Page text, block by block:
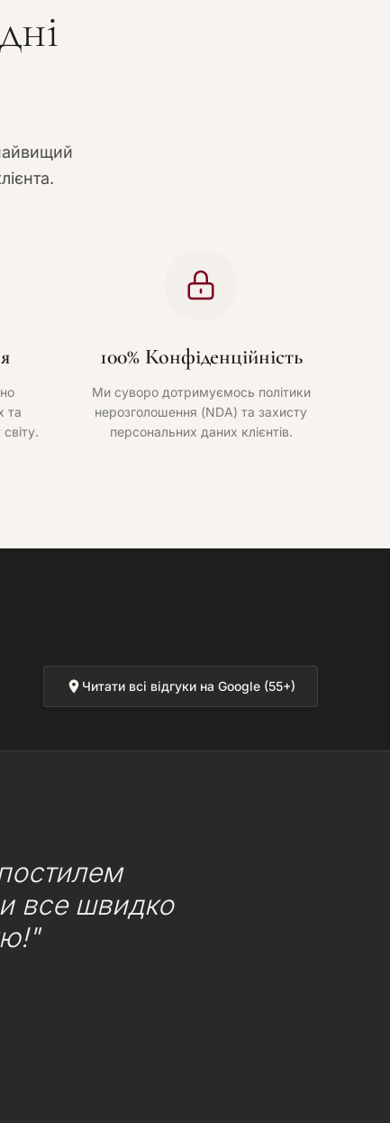
та
100% Конфіденційність
Ми суворо дотримуємось політики
нерозголошення (NDA) та захисту
персональних даних клієнтів.
Читати всі відгуки на Google (55+)
все швидко